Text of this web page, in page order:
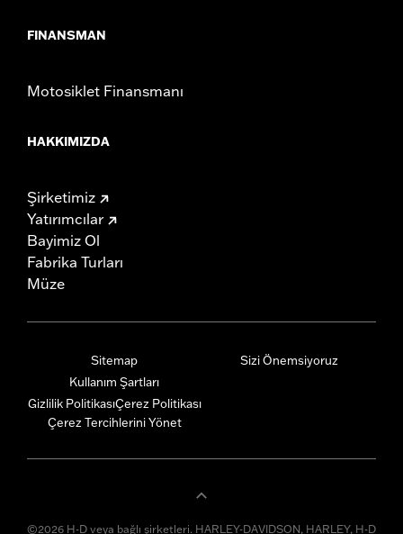
FINANSMAN
Motosiklet Finansmanı
HAKKIMIZDA
Şirketimiz
Yatırımcılar
Bayimiz Ol
Fabrika Turları
Müze
Sitemap
Kullanım Şartları
Gizlilik PolitikasıÇerez Politikası
Çerez Tercihlerini Yönet
Sizi Önemsiyoruz
©2026 H-D veya bağlı şirketleri. HARLEY-DAVIDSON, HARLEY, H-D